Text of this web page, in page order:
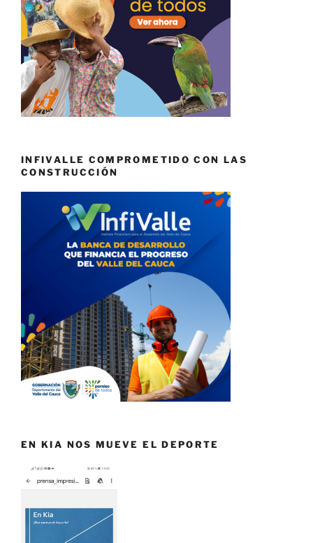
INFIVALLE COMPROMETIDO CON LAS
CONSTRUCCIÓN
EN KIA NOS MUEVE EL DEPORTE